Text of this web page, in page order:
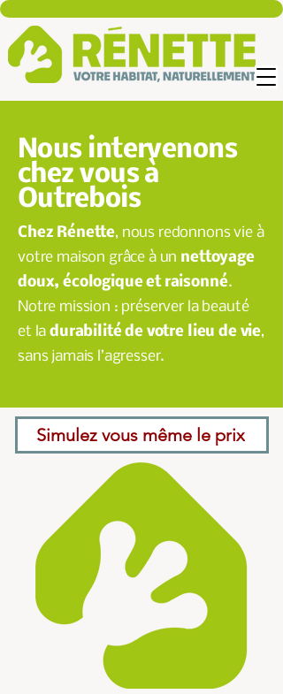
Nous intervenons
chez vous à
Outrebois
Chez Rénette, nous redonnons vie à
votre maison grâce à un nettoyage
doux, écologique et raisonné.
Notre mission : préserver la beauté
et ladurabilité de votre lieu de vie,
sans jamais l’agresser.
Simulez vous même le prix